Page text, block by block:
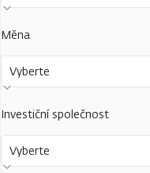
Měna
Vyberte
Investiční společnost
Vyberte